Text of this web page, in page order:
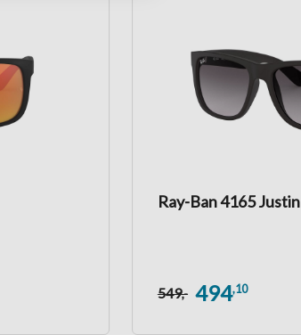
Ray-Ban 4165 Justin
549,- 494,10